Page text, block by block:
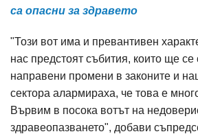
са опасни за здравето
"Този вот има и превантивен
нас предстоят събития, които ще се
направени промени в законите и
сектора алармираха, че това е
Вървим в посока вотът на
здравеопазването", добави